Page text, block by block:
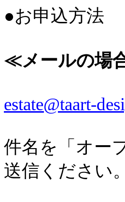
●お申込方法
≪メールの場
estate@taart-
件名を「オー
送信ください。